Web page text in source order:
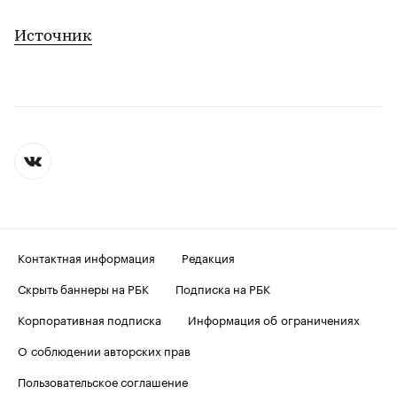
Источник
Контактная информация
Редакция
Скрыть баннеры на РБК
Подписка на РБК
Корпоративная подписка
Информация об ограничениях
О соблюдении авторских прав
Пользовательское соглашение